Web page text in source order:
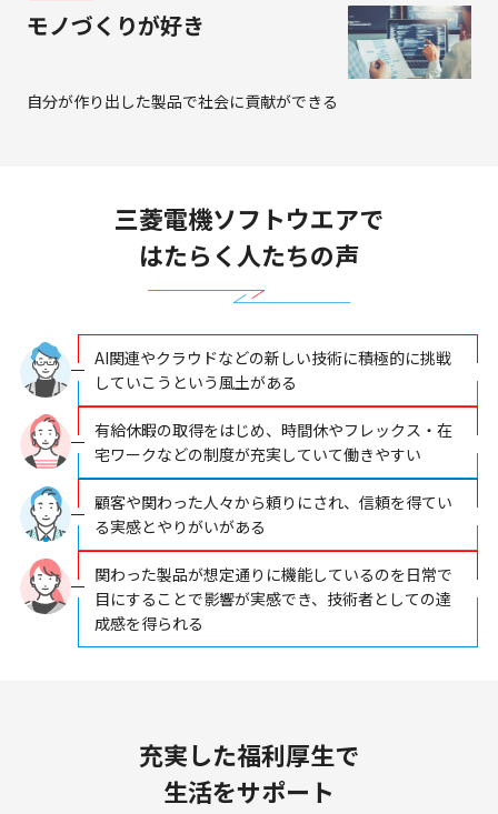
モノづくりが好き
自分が作り出した製品で社会に貢献ができる
三菱電機ソフトウエアで
はたらく人たちの声
AI関連やクラウドなどの新しい技術に積極的に挑戦
していこうという風土がある
有給休暇の取得をはじめ、時間休やフレックス・在
宅ワークなどの制度が充実していて働きやすい
顧客や関わった人々から頼りにされ、信頼を得てい
る実感とやりがいがある
関わった製品が想定通りに機能しているのを日常で
目にすることで影響が実感でき、技術者としての達
成感を得られる
充実した福利厚生で
生活をサポート